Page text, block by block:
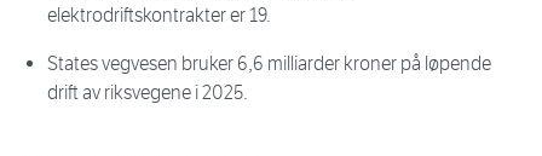
elektrodriftskontrakter er 19.
States vegvesen bruker 6,6 milliarder kroner på løpende
drift av riksvegene i 2025.